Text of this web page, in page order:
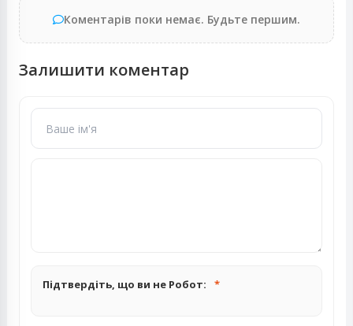
Коментарів поки немає. Будьте першим.
Залишити коментар
Підтвердіть, що ви не Робот: